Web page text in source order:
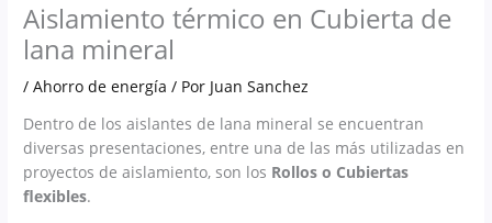
Aislamiento térmico en Cubierta de
lana mineral
/Ahorro de energía / Por Juan Sanchez
Dentro de los aislantes de lana mineral se encuentran
diversas presentaciones, entre una de las más utilizadas en
proyectos de aislamiento, son los Rollos o Cubiertas
flexibles.